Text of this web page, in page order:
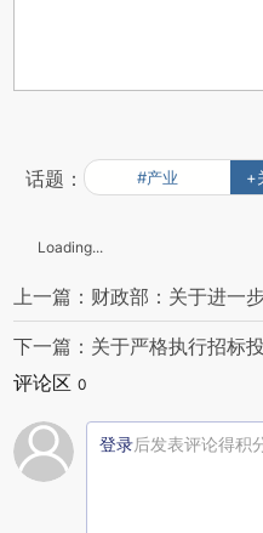
话题： #产业 +
Loading...
上一篇：财政部：关于进一
下一篇：关于严格执行招标
评论区 0
登录后发表评论得积